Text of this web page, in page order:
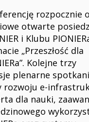
rozpocznie
otwarte
i Klubu
„Przeszłość dla
Kolejne trzy
plenarne
rozwoju e-
dla nauki,